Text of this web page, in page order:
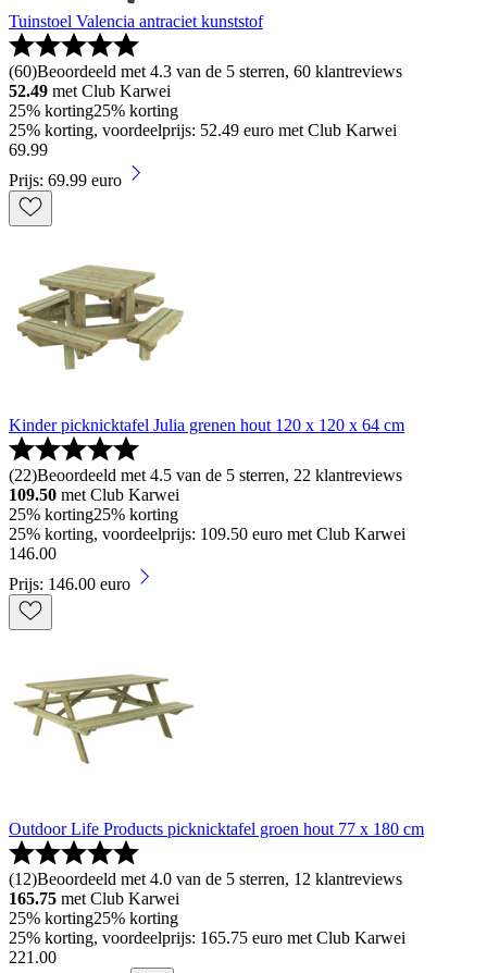
Tuinstoel Valencia antraciet kunststof
(60)Beoordeeld met 4.3 van de 5 sterren, 60 klantreviews
52.49 met Club Karwei
25% korting25% korting
25% korting, voordeelprijs: 52.49 euro met Club Karwei
69.99
Prijs: 69.99 euro
Kinder picknicktafel Julia grenen hout 120 x 120 x 64 cm
(22)Beoordeeld met 4.5 van de 5 sterren, 22 klantreviews
109.50 met Club Karwei
25% korting25% korting
25% korting, voordeelprijs: 109.50 euro met Club Karwei
146.00
Prijs: 146.00 euro
Outdoor Life Products picknicktafel groen hout 77 x 180 cm
(12)Beoordeeld met 4.0 van de 5 sterren, 12 klantreviews
165.75 met Club Karwei
25% korting25% korting
25% korting, voordeelprijs: 165.75 euro met Club Karwei
221.00